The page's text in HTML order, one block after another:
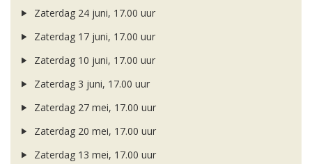
Zaterdag 24 juni, 17.00 uur
Zaterdag 17 juni, 17.00 uur
Zaterdag 10 juni, 17.00 uur
Zaterdag 3 juni, 17.00 uur
Zaterdag 27 mei, 17.00 uur
Zaterdag 20 mei, 17.00 uur
Zaterdag 13 mei, 17.00 uur